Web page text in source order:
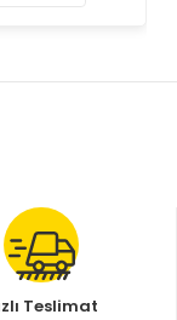
Teslimat